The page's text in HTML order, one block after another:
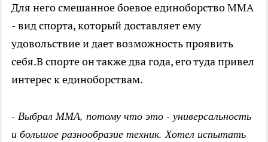
Для него смешанное боевое единоборство ММА
- вид спорта, который доставляет ему
удовольствие и дает возможность проявить
себя.В спорте он также два года, его туда привел
интерес к единоборствам.
- Выбрал ММА, потому что это - универсальность
и большое разнообразие техник. Хотел испытать